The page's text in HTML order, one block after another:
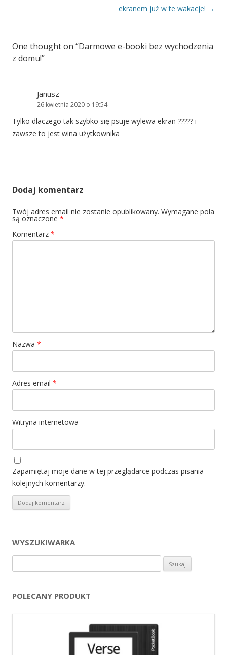
ekranem już w te wakacje! →
One thought on “Darmowe e-booki bez wychodzenia
z domu!”
Janusz
26 kwietnia 2020 o 19:54
Tylko dlaczego tak szybko się psuje wylewa ekran ????? i
zawsze to jest wina użytkownika
Dodaj komentarz
Twój adres email nie zostanie opublikowany. Wymagane pola
są oznaczone *
Komentarz *
Nazwa *
Adres email *
Witryna internetowa
Zapamiętaj moje dane w tej przeglądarce podczas pisania
kolejnych komentarzy.
WYSZUKIWARKA
POLECANY PRODUKT